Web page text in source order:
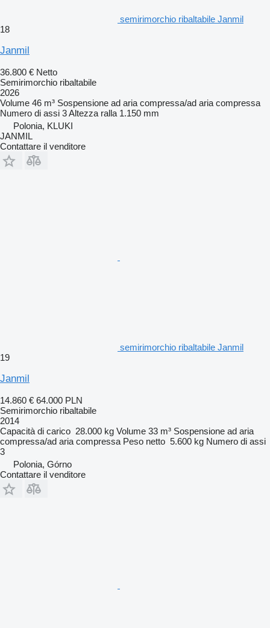
semirimorchio ribaltabile Janmil
18
Janmil
36.800 € Netto
Semirimorchio ribaltabile
2026
Volume 46 m³ Sospensione ad aria compressa/ad aria compressa
Numero di assi 3Altezza ralla 1.150 mm
Polonia, KLUKI
JANMIL
Contattare il venditore
semirimorchio ribaltabile Janmil
19
Janmil
14.860 € 64.000 PLN
Semirimorchio ribaltabile
2014
Capacità di carico 28.000 kg Volume 33 m³ Sospensione ad aria
compressa/ad aria compressa Peso netto 5.600 kg Numero di assi
3
Polonia, Górno
Contattare il venditore